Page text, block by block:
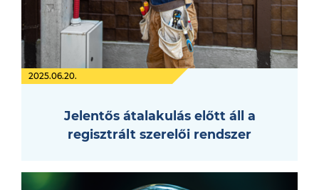
2025.06.20.
Jelentős átalakulás előtt áll a
regisztrált szerelői rendszer